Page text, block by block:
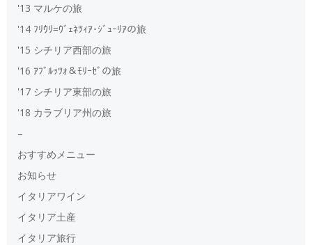
'13 マルケの旅
'14 ﾌﾘｳﾘ=ｳﾞｪﾈﾂｨｱ･ｼﾞｭｰﾘｱの旅
'15 シチリア西部の旅
'16 ｱﾌﾞﾙｯﾂｫ＆ﾓﾘｰｾﾞの旅
'17 シチリア東部の旅
'18 カラブリア州の旅
–
おすすめメニュー
お知らせ
イタリアワイン
イタリア土産
イタリア旅行